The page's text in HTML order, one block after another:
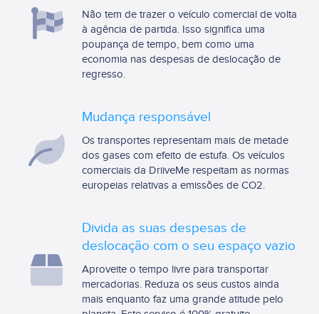
Não tem de trazer o veículo comercial de volta
à agência de partida. Isso significa uma
poupança de tempo, bem como uma
economia nas despesas de deslocação de
regresso.
Mudança responsável
Os transportes representam mais de metade
dos gases com efeito de estufa. Os veículos
comerciais da DriiveMe respeitam as normas
europeias relativas a emissões de CO2.
Divida as suas despesas de
deslocação com o seu espaço vazio
Aproveite o tempo livre para transportar
mercadorias. Reduza os seus custos ainda
mais enquanto faz uma grande atitude pelo